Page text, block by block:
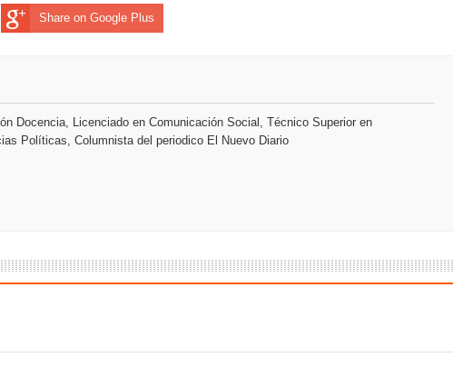
Share on Google Plus
Docencia, Licenciado en Comunicación Social, Técnico Superior en
Políticas, Columnista del periodico El Nuevo Diario